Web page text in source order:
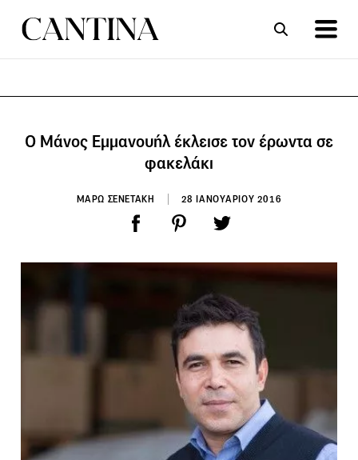
Ο Μάνος Εμμανουήλ έκλεισε τον έρωντα σε
φακελάκι
ΜΑΡΩ ΣΕΝΕΤΑΚΗ 28 ΙΑΝΟΥΑΡΙΟΥ 2016